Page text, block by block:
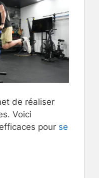
de réaliser
Voici
pour se